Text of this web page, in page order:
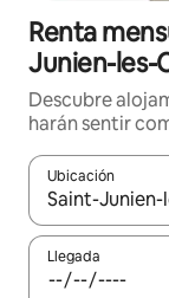
Renta
Junien-les-
Descubre
harán sentir
Ubicación
Cuando los
Llegada